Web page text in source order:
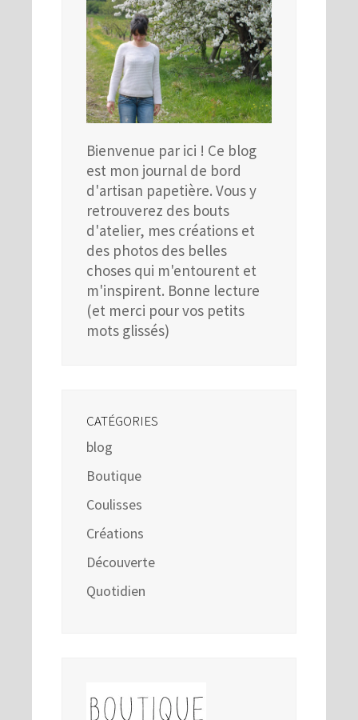
Bienvenue par ici ! Ce blog
est mon journal de bord
d'artisan papetière. Vous y
retrouverez des bouts
d'atelier, mes créations et
des photos des belles
choses qui m'entourent et
m'inspirent. Bonne lecture
(et merci pour vos petits
mots glissés)
CATÉGORIES
blog
Boutique
Coulisses
Créations
Découverte
Quotidien